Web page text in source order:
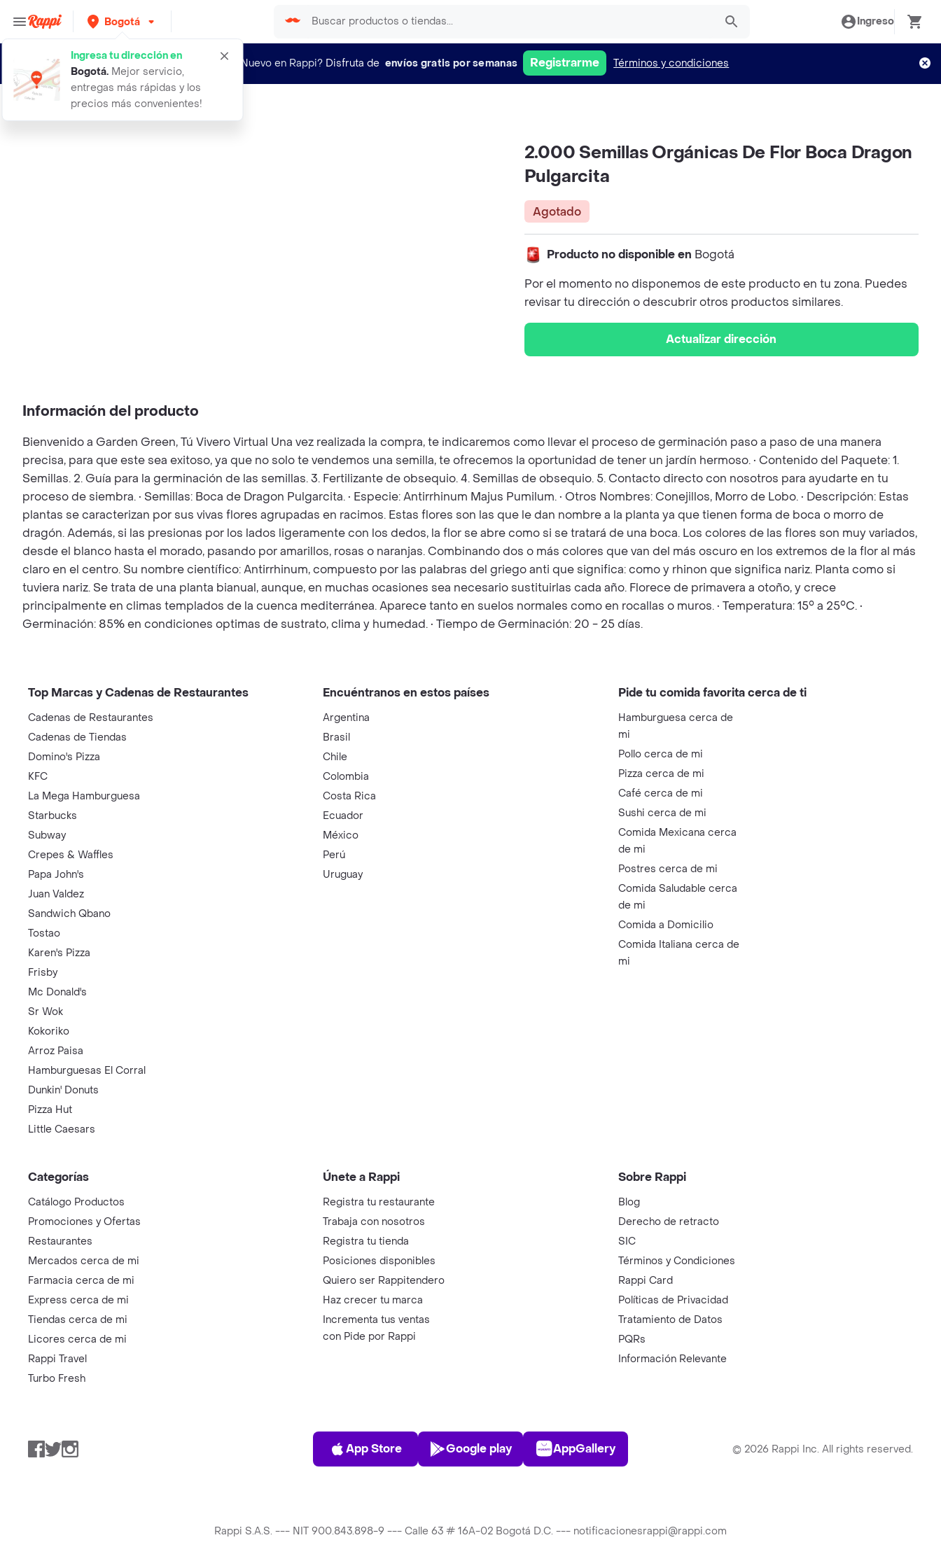
Bogotá
Ingresa tu dirección en
Bogotá. Mejor servicio,
entregas más rápidas y los
precios más convenientes!
Ingreso
¿Nuevo en Rappi? Disfruta de envíos gratis por semanas Registrarme Términos y condiciones
2000 semillas organicas de flor boc
2.000 Semillas Orgánicas De Flor Boca Dragon
Pulgarcita
Agotado
Producto no disponible en Bogotá
Por el momento no disponemos de este producto en tu zona. Puedes
revisar tu dirección o descubrir otros productos similares.
Actualizar dirección
Información del producto
Bienvenido a Garden Green, Tú Vivero Virtual Una vez realizada la compra, te indicaremos como llevar el proceso de germinación paso a paso de una manera
precisa, para que este sea exitoso, ya que no solo te vendemos una semilla, te ofrecemos la oportunidad de tener un jardín hermoso. • Contenido del Paquete: 1.
Semillas. 2. Guía para la germinación de las semillas. 3. Fertilizante de obsequio. 4. Semillas de obsequio. 5. Contacto directo con nosotros para ayudarte en tu
proceso de siembra. • Semillas: Boca de Dragon Pulgarcita. • Especie: Antirrhinum Majus Pumilum. • Otros Nombres: Conejillos, Morro de Lobo. • Descripción: Estas
plantas se caracterizan por sus vivas flores agrupadas en racimos. Estas flores son las que le dan nombre a la planta ya que tienen forma de boca o morro de
dragón. Además, si las presionas por los lados ligeramente con los dedos, la flor se abre como si se tratará de una boca. Los colores de las flores son muy variados,
desde el blanco hasta el morado, pasando por amarillos, rosas o naranjas. Combinando dos o más colores que van del más oscuro en los extremos de la flor al más
claro en el centro. Su nombre científico: Antirrhinum, compuesto por las palabras del griego anti que significa: como y rhinon que significa nariz. Planta como si
tuviera nariz. Se trata de una planta bianual, aunque, en muchas ocasiones sea necesario sustituirlas cada año. Florece de primavera a otoño, y crece
principalmente en climas templados de la cuenca mediterránea. Aparece tanto en suelos normales como en rocallas o muros. • Temperatura: 15° a 25°C. •
Germinación: 85% en condiciones optimas de sustrato, clima y humedad. • Tiempo de Germinación: 20 - 25 días.
Top Marcas y Cadenas de Restaurantes
Cadenas de Restaurantes
Cadenas de Tiendas
Domino's Pizza
KFC
La Mega Hamburguesa
Starbucks
Subway
Crepes & Waffles
Papa John's
Juan Valdez
Sandwich Qbano
Tostao
Karen's Pizza
Frisby
Mc Donald's
Sr Wok
Kokoriko
Arroz Paisa
Hamburguesas El Corral
Dunkin' Donuts
Pizza Hut
Little Caesars
Encuéntranos en estos países
Argentina
Brasil
Chile
Colombia
Costa Rica
Ecuador
México
Perú
Uruguay
Pide tu comida favorita cerca de ti
Hamburguesa cerca de
mi
Pollo cerca de mi
Pizza cerca de mi
Café cerca de mi
Sushi cerca de mi
Comida Mexicana cerca
de mi
Postres cerca de mi
Comida Saludable cerca
de mi
Comida a Domicilio
Comida Italiana cerca de
mi
Categorías
Catálogo Productos
Promociones y Ofertas
Restaurantes
Mercados cerca de mi
Farmacia cerca de mi
Express cerca de mi
Tiendas cerca de mi
Licores cerca de mi
Rappi Travel
Turbo Fresh
Únete a Rappi
Registra tu restaurante
Trabaja con nosotros
Registra tu tienda
Posiciones disponibles
Quiero ser Rappitendero
Haz crecer tu marca
Incrementa tus ventas
con Pide por Rappi
Sobre Rappi
Blog
Derecho de retracto
SIC
Términos y Condiciones
Rappi Card
Políticas de Privacidad
Tratamiento de Datos
PQRs
Información Relevante
Facebook
TwitterInstagram
App Store
App Store
Play Store
Google play
AppGallery
AppGallery © 2026 Rappi Inc. All rights reserved.
Rappi S.A.S. --- NIT 900.843.898-9 --- Calle 63 # 16A-02 Bogotá D.C. --- notificacionesrappi@rappi.com